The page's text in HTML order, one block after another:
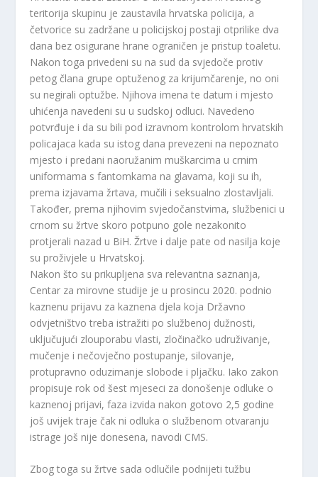
teritorija skupinu je zaustavila hrvatska policija, a
četvorice su zadržane u policijskoj postaji otprilike dva
dana bez osigurane hrane ograničen je pristup toaletu.
Nakon toga privedeni su na sud da svjedoče protiv
petog člana grupe optuženog za krijumčarenje, no oni
su negirali optužbe. Njihova imena te datum i mjesto
uhićenja navedeni su u sudskoj odluci. Navedeno
potvrđuje i da su bili pod izravnom kontrolom hrvatskih
policajaca kada su istog dana prevezeni na nepoznato
mjesto i predani naoružanim muškarcima u crnim
uniformama s fantomkama na glavama, koji su ih,
prema izjavama žrtava, mučili i seksualno zlostavljali.
Također, prema njihovim svjedočanstvima, službenici u
crnom su žrtve skoro potpuno gole nezakonito
protjerali nazad u BiH. Žrtve i dalje pate od nasilja koje
su proživjele u Hrvatskoj.
Nakon što su prikupljena sva relevantna saznanja,
Centar za mirovne studije je u prosincu 2020. podnio
kaznenu prijavu za kaznena djela koja Državno
odvjetništvo treba istražiti po službenoj dužnosti,
uključujući zlouporabu vlasti, zločinačko udruživanje,
mučenje i nečovječno postupanje, silovanje,
protupravno oduzimanje slobode i pljačku. Iako zakon
propisuje rok od šest mjeseci za donošenje odluke o
kaznenoj prijavi, faza izvida nakon gotovo 2,5 godine
još uvijek traje čak ni odluka o službenom otvaranju
istrage još nije donesena, navodi CMS.
Zbog toga su žrtve sada odlučile podnijeti tužbu